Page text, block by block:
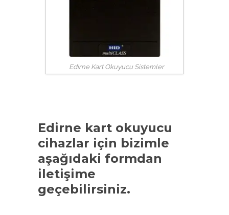
Edirne Kart Okuyucu Sistemler
Edirne kart okuyucu
cihazlar için bizimle
aşağıdaki formdan
iletişime
geçebilirsiniz.